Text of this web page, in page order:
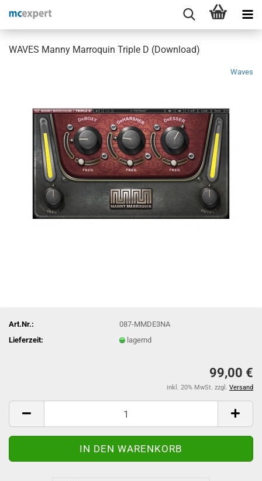
WAVES Manny Marroquin Triple D (Download)
Waves
Art.Nr.:
087-MMDE3NA
Lieferzeit:
lagernd
99,00 €
inkl. 20% MwSt. zzgl. Versand